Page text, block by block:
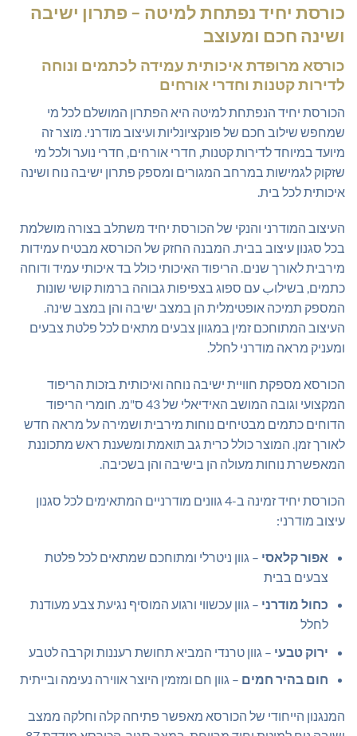
כורסת יחיד נפתחת למיטה – פתרון ישיבה
ושינה חכם ומעוצב
כורסא מרופדת איכותית עמידה לכתמים ונוחה
לדירות קטנות וחדרי אורחים
הכורסת יחיד הנפתחת למיטה היא הפתרון המושלם לכל מי
שמחפש שילוב חכם של פונקציונליות ועיצוב מודרני. מוצר זה
מיועד במיוחד לדירות קטנות, חדרי אורחים, חדרי נוער ולכל מי
שזקוק לגמישות במרחב המגורים ומספק פתרון ישיבה נוח ושינה
איכותית לכל בית.
העיצוב המודרני והנקי של הכורסת יחיד משתלב בצורה מושלמת
בכל סגנון עיצוב בבית. המבנה החזק של הכורסא מבטיח עמידות
מירבית לאורך שנים. הריפוד האיכותי כולל בד איכותי עמיד ודוחה
כתמים, בשילוب עם ספוג בצפיפות גבוהה ברמות קושי שונות
המספק תמיכה אופטימלית הן במצב ישיבה והן במצב שינה.
העיצוב המתוחכם זמין במגוון צבעים מתאים לכל פלטת צבעים
ומעניק מראה מודרני לחלל.
הכורסא מספקת חוויית ישיבה נוחה ואיכותית בזכות הריפוד
המקצועי וגובה המושב האידיאלי של 43 ס"מ. חומרי הריפוד
הדוחים כתמים מבטיחים נוחות מירבית ושמירה על מראה חדש
לאורך זמן. המוצר כולל כרית גב תואמת ומשענת ראש מתכוננת
המאפשרת נוחות מעולה הן בישיבה והן בשכיבה.
הכורסת יחיד זמינה ב-4 גוונים מודרניים המתאימים לכל סגנון
עיצוב מודרני:
אפור קלאסי – גוון ניטרלי ומתוחכם שמתאים לכל פלטת
צבעים בבית
כחול מודרני – גוון עכשווי ורגוע המוסיף נגיעת צבע מעודנת
לחלל
ירוק טבעי – גוון טרנדי המביא תחושת רעננות וקרבה לטבע
חום בהיר חמים – גוון חם ומזמין היוצר אווירה נעימה ובייתית
המנגנון הייחודי של הכורסא מאפשר פתיחה קלה וחלקה ממצב